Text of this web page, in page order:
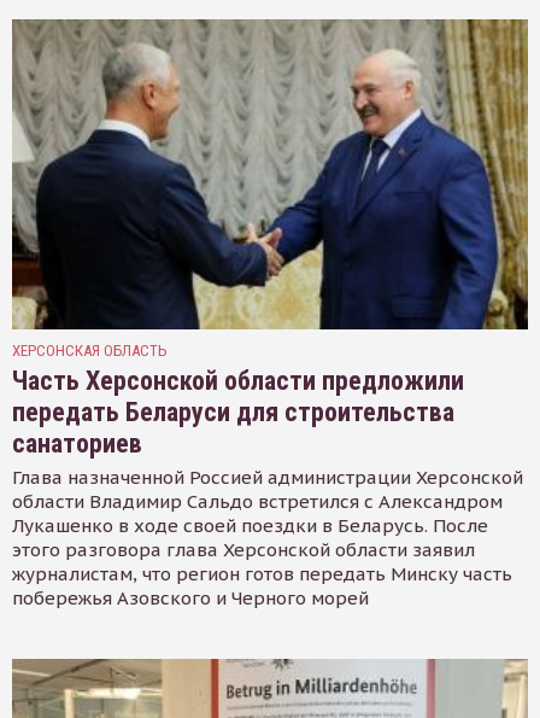
ХЕРСОНСКАЯ ОБЛАСТЬ
Часть Херсонской области предложили
передать Беларуси для строительства
санаториев
Глава назначенной Россией администрации Херсонской
области Владимир Сальдо встретился с Александром
Лукашенко в ходе своей поездки в Беларусь. После
этого разговора глава Херсонской области заявил
журналистам, что регион готов передать Минску часть
побережья Азовского и Черного морей